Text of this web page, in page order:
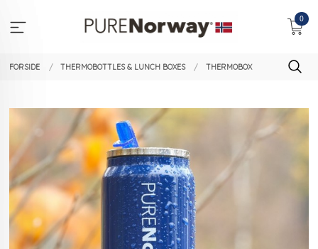
innholdet
0
FORSIDE THERMOBOTTLES & LUNCH BOXES THERMOBOX